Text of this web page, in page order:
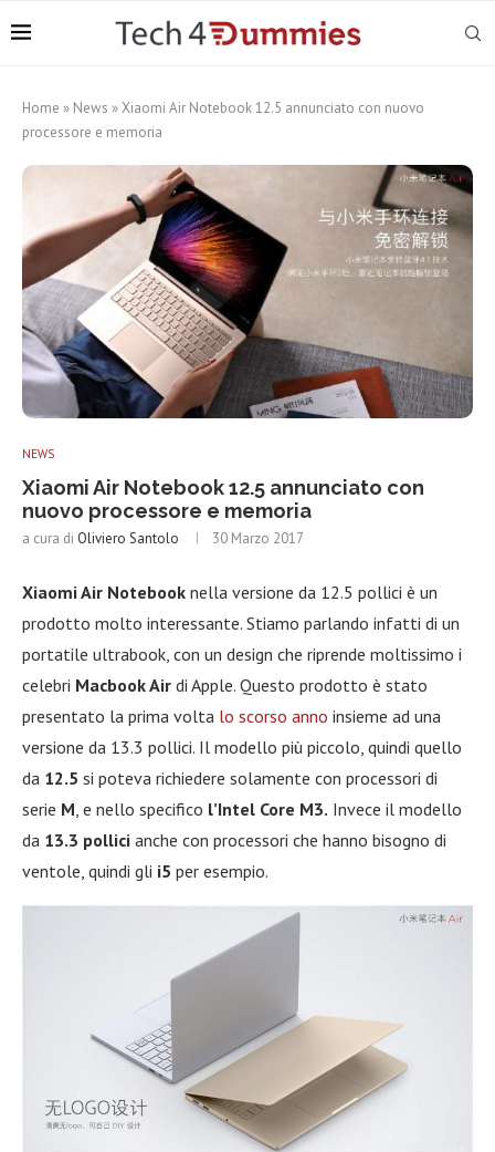
Home » News »Xiaomi Air Notebook 12.5 annunciato con nuovo
processore e memoria
NEWS
Xiaomi Air Notebook 12.5 annunciato con
nuovo processore e memoria
a cura di Oliviero Santolo 30 Marzo 2017
Xiaomi Air Notebook nella versione da 12.5 pollici è un
prodotto molto interessante. Stiamo parlando infatti di un
portatile ultrabook, con un design che riprende moltissimo i
celebri Macbook Air di Apple. Questo prodotto è stato
presentato la prima volta lo scorso anno insieme ad una
versione da 13.3 pollici. Il modello più piccolo, quindi quello
da 12.5 si poteva richiedere solamente con processori di
serie M, e nello specifico l’Intel Core M3. Invece il modello
da 13.3 pollici anche con processori che hanno bisogno di
ventole, quindi gli i5 per esempio.